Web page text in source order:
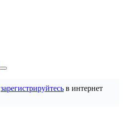
зарегистрируйтесь в интернет